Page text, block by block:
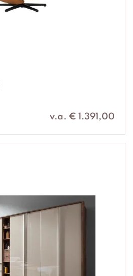
v.a. € 1.391,00